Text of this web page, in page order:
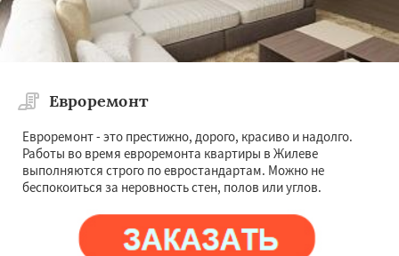
Евроремонт
Евроремонт - это престижно, дорого, красиво и надолго.
Работы во время евроремонта квартиры в Жилеве
выполняются строго по евростандартам. Можно не
беспокоиться за неровность стен, полов или углов.